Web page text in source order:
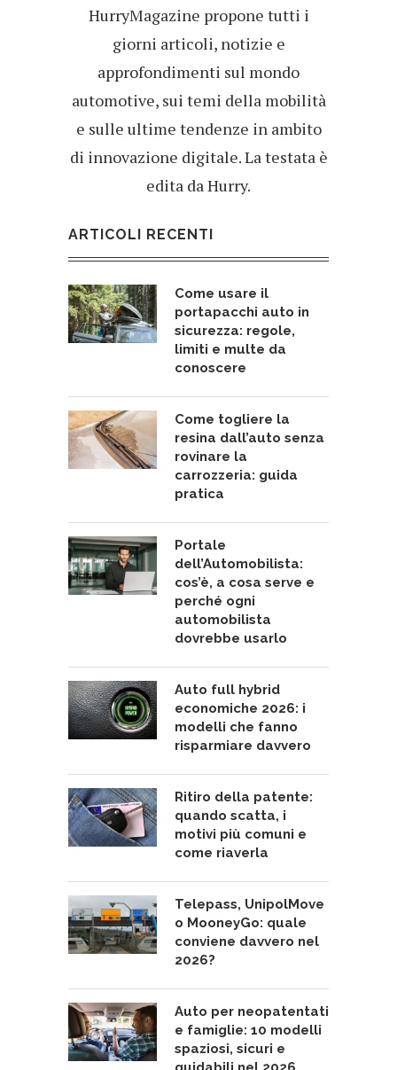
HurryMagazine propone tutti i
giorni articoli, notizie e
approfondimenti sul mondo
automotive, sui temi della mobilità
e sulle ultime tendenze in ambito
di innovazione digitale. La testata è
edita da Hurry.
ARTICOLI RECENTI
Come usare il
portapacchi auto in
sicurezza: regole,
limiti e multe da
conoscere
Come togliere la
resina dall’auto senza
rovinare la
carrozzeria: guida
pratica
Portale
dell’Automobilista:
cos’è, a cosa serve e
perché ogni
automobilista
dovrebbe usarlo
Auto full hybrid
economiche 2026: i
modelli che fanno
risparmiare davvero
Ritiro della patente:
quando scatta, i
motivi più comuni e
come riaverla
Telepass, UnipolMove
o MooneyGo: quale
conviene davvero nel
2026?
Auto per neopatentati
e famiglie: 10 modelli
spaziosi, sicuri e